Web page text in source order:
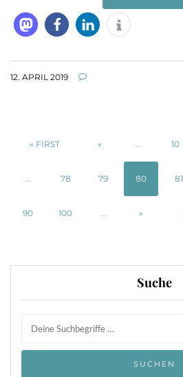
12. APRIL 2019
« FIRST « 10
78 79 80 81
90 100 »
Suche